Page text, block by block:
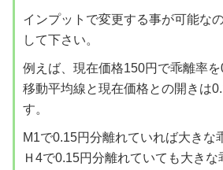
インプットで変更する事が可能な
して下さい。
例えば、現在価格150円で乖離率を
移動平均線と現在価格との開きは
す。
M1で0.15円分離れていれば大きな
Ｈ4で0.15円分離れていても大き